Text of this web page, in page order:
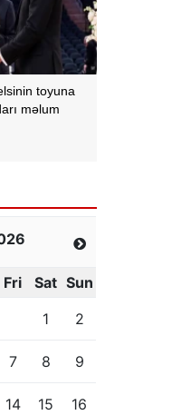
toyuna
məlum
Fri Sat Sun
1
2
7 8 9
14 15 16